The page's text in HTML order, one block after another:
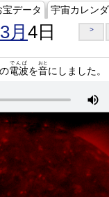
宝データ 宇宙カレン
月 4日 >
の電波
でんぱ
を音
おと
にしました。